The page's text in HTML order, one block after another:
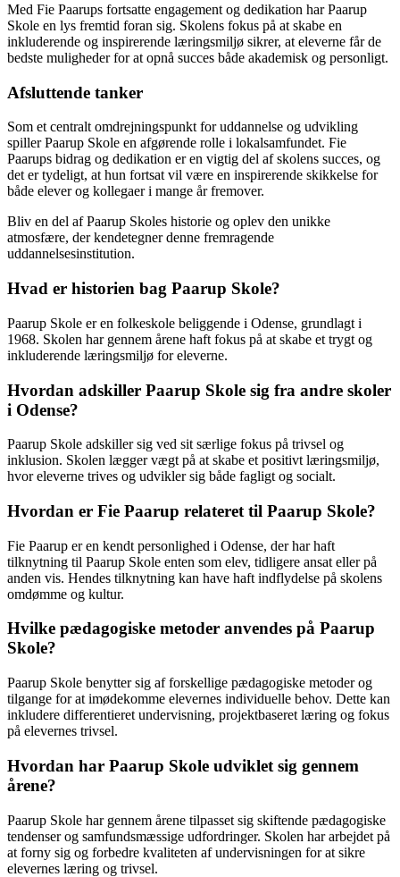
Med Fie Paarups fortsatte engagement og dedikation har Paarup
Skole en lys fremtid foran sig. Skolens fokus på at skabe en
inkluderende og inspirerende læringsmiljø sikrer, at eleverne får de
bedste muligheder for at opnå succes både akademisk og personligt.
Afsluttende tanker
Som et centralt omdrejningspunkt for uddannelse og udvikling
spiller Paarup Skole en afgørende rolle i lokalsamfundet. Fie
Paarups bidrag og dedikation er en vigtig del af skolens succes, og
det er tydeligt, at hun fortsat vil være en inspirerende skikkelse for
både elever og kollegaer i mange år fremover.
Bliv en del af Paarup Skoles historie og oplev den unikke
atmosfære, der kendetegner denne fremragende
uddannelsesinstitution.
Hvad er historien bag Paarup Skole?
Paarup Skole er en folkeskole beliggende i Odense, grundlagt i
1968. Skolen har gennem årene haft fokus på at skabe et trygt og
inkluderende læringsmiljø for eleverne.
Hvordan adskiller Paarup Skole sig fra andre skoler
i Odense?
Paarup Skole adskiller sig ved sit særlige fokus på trivsel og
inklusion. Skolen lægger vægt på at skabe et positivt læringsmiljø,
hvor eleverne trives og udvikler sig både fagligt og socialt.
Hvordan er Fie Paarup relateret til Paarup Skole?
Fie Paarup er en kendt personlighed i Odense, der har haft
tilknytning til Paarup Skole enten som elev, tidligere ansat eller på
anden vis. Hendes tilknytning kan have haft indflydelse på skolens
omdømme og kultur.
Hvilke pædagogiske metoder anvendes på Paarup
Skole?
Paarup Skole benytter sig af forskellige pædagogiske metoder og
tilgange for at imødekomme elevernes individuelle behov. Dette kan
inkludere differentieret undervisning, projektbaseret læring og fokus
på elevernes trivsel.
Hvordan har Paarup Skole udviklet sig gennem
årene?
Paarup Skole har gennem årene tilpasset sig skiftende pædagogiske
tendenser og samfundsmæssige udfordringer. Skolen har arbejdet på
at forny sig og forbedre kvaliteten af undervisningen for at sikre
elevernes læring og trivsel.